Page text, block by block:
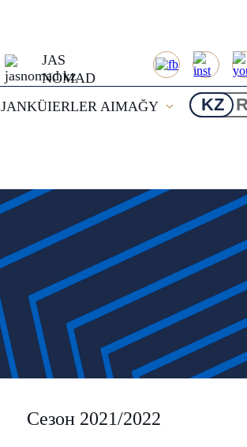
JAS
NOMAD
JANKÜIERLER AIMAĞY KZ
Сезон 2021/2022